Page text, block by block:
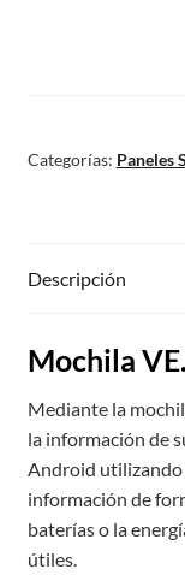
Categorías: Paneles
Descripción
Mochila
Mediante la
la información de
Android utilizando
información de
baterías o la
útiles.